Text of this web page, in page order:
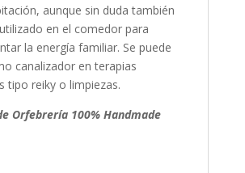
aunque sin duda también
en el comedor para
la energía familiar. Se puede
canalizador en terapias
tipo reiky o limpiezas.
Orfebrería 100% Handmade